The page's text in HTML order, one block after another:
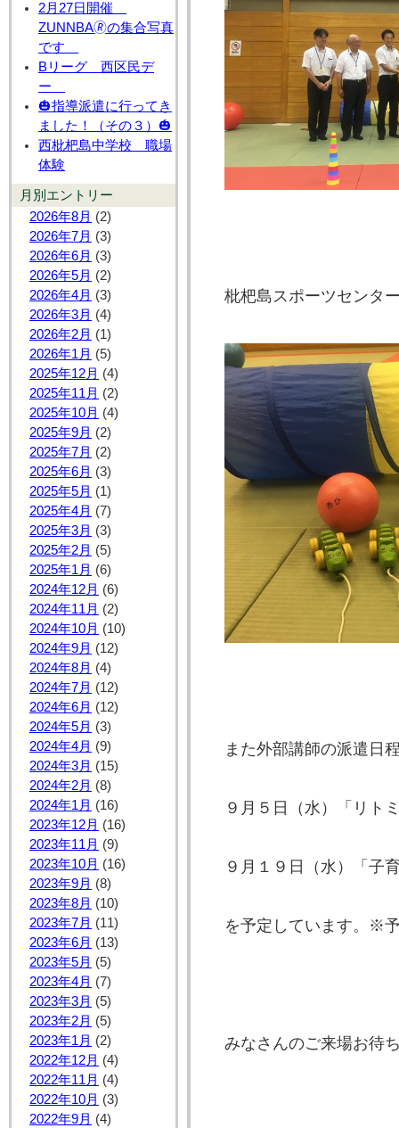
2月27日開催
ZUNNBA🄬の集合写真
です
Bリーグ 西区民デ
ー
🎃指導派遣に行ってき
ました！（その３）🎃
西枇杷島中学校 職場
体験
月別エントリー
2026年8月 (2)
2026年7月 (3)
2026年6月 (3)
2026年5月 (2)
2026年4月 (3)
2026年3月 (4)
2026年2月 (1)
2026年1月 (5)
2025年12月 (4)
2025年11月 (2)
2025年10月 (4)
2025年9月 (2)
2025年7月 (2)
2025年6月 (3)
2025年5月 (1)
2025年4月 (7)
2025年3月 (3)
2025年2月 (5)
2025年1月 (6)
2024年12月 (6)
2024年11月 (2)
2024年10月 (10)
2024年9月 (12)
2024年8月 (4)
2024年7月 (12)
2024年6月 (12)
2024年5月 (3)
2024年4月 (9)
2024年3月 (15)
2024年2月 (8)
2024年1月 (16)
2023年12月 (16)
2023年11月 (9)
2023年10月 (16)
2023年9月 (8)
2023年8月 (10)
2023年7月 (11)
2023年6月 (13)
2023年5月 (5)
2023年4月 (7)
2023年3月 (5)
2023年2月 (5)
2023年1月 (2)
2022年12月 (4)
2022年11月 (4)
2022年10月 (3)
2022年9月 (4)
枇杷島スポーツセンタ
また外部講師の派遣日
９月５日（水）「リト
９月１９日（水）「子
を予定しています。※
みなさんのご来場お待